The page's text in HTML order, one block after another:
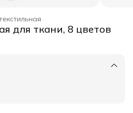
товары ›
для ткани, 8 цветов